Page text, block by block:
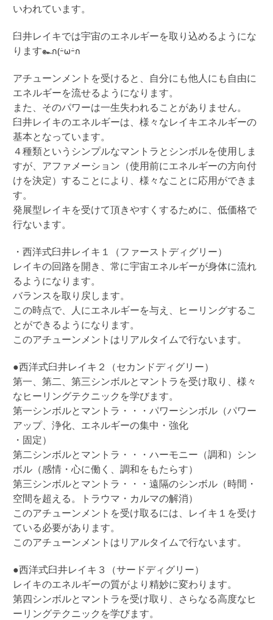
いわれています。
臼井レイキでは宇宙のエネルギーを取り込めるようにな
ります๛ก(ｰ̀ωｰ́ก
アチューンメントを受けると、自分にも他人にも自由に
エネルギーを流せるようになります。
また、そのパワーは一生失われることがありません。
臼井レイキのエネルギーは、様々なレイキエネルギーの
基本となっています。
４種類というシンプルなマントラとシンボルを使用しま
すが、アファメーション（使用前にエネルギーの方向付
けを決定）することにより、様々なことに応用ができま
す。
発展型レイキを受けて頂きやすくするために、低価格で
行ないます。
・西洋式臼井レイキ１（ファーストディグリー）
レイキの回路を開き、常に宇宙エネルギーが身体に流れ
るようになります。
バランスを取り戻します。
この時点で、人にエネルギーを与え、ヒーリングするこ
とができるようになります。
このアチューンメントはリアルタイムで行ないます。
●西洋式臼井レイキ２（セカンドディグリー）
第一、第二、第三シンボルとマントラを受け取り、様々
なヒーリングテクニックを学びます。
第一シンボルとマントラ・・・パワーシンボル（パワー
アップ、浄化、エネルギーの集中・強化
・固定）
第二シンボルとマントラ・・・ハーモニー（調和）シン
ボル（感情・心に働く、調和をもたらす）
第三シンボルとマントラ・・・遠隔のシンボル（時間・
空間を超える。トラウマ・カルマの解消）
このアチューンメントを受け取るには、レイキ１を受け
ている必要があります。
このアチューンメントはリアルタイムで行ないます。
●西洋式臼井レイキ３（サードディグリー）
レイキのエネルギーの質がより精妙に変わります。
第四シンボルとマントラを受け取り、さらなる高度なヒ
ーリングテクニックを学びます。